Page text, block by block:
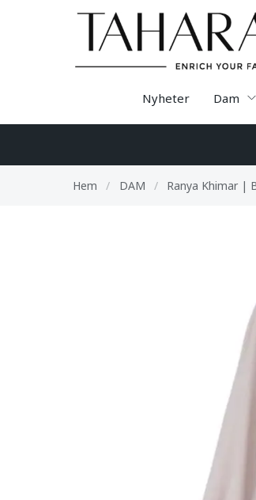
Nyheter Dam
Hem / DAM / Ranya Khimar |